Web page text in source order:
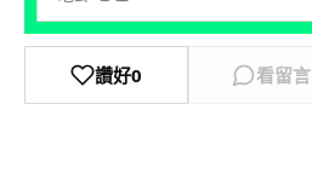
讚好0 看留言